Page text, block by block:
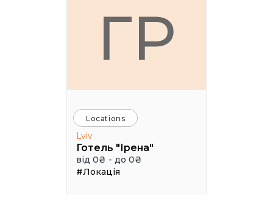
ГР
Locations
Lviv
Готель "Ірена"
від 0₴ - до 0₴
#Локація